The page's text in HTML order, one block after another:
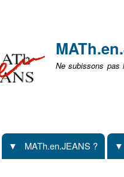
Ne subissons
MATh.en.JEANS ?